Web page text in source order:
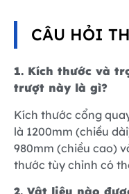
CÂU HỎI
1. Kích thước và
trượt này là gì?
Kích thước cổng
là 1200mm (chiều
980mm (chiều cao)
thước tùy chỉnh có
2. Vật liệu nào